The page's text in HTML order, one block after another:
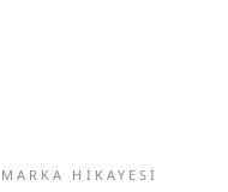
MARKA HIKAYESI